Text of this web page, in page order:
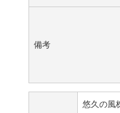
備考
悠久の風